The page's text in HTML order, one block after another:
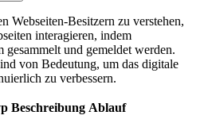
Webseiten-Besitzern zu verstehen,
interagieren, indem
und gemeldet werden.
von Bedeutung, um das digitale
zu verbessern.
Beschreibung Ablauf